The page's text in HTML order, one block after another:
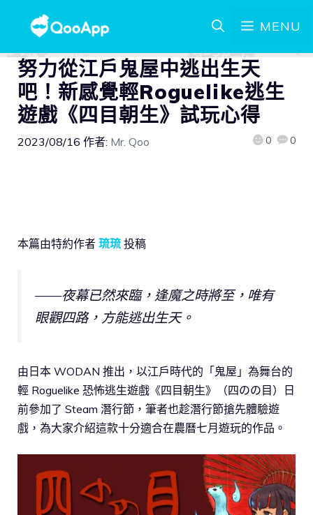
MENU
努力從江戶鬼屋中逃出生天
吧！新感覺輕Roguelike逃生
遊戲《四目朝生》試玩心得
2023/08/16 作者: Mr. Qoo 0 0
本篇由特約作者 琉琉 投稿
——夜幕已然來臨，逢魔之時將至，唯有
眼觀四路，方能逃出生天。
由日本 WODAN 推出，以江戶時代的「鬼屋」為舞台的
輕 Roguelike 恐怖逃生遊戲《四目朝生》（四のの目）日
前參加了 Steam 潛行節，筆者也趁潛行節搶先體驗遊
戲，為大家介紹這款十分適合在農曆七月遊玩的作品。